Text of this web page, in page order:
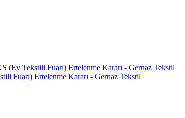
(Ev Tekstili Fuarı) Ertelenme Kararı - Gernaz Tekstil
Fuarı) Ertelenme Kararı - Gernaz Tekstil